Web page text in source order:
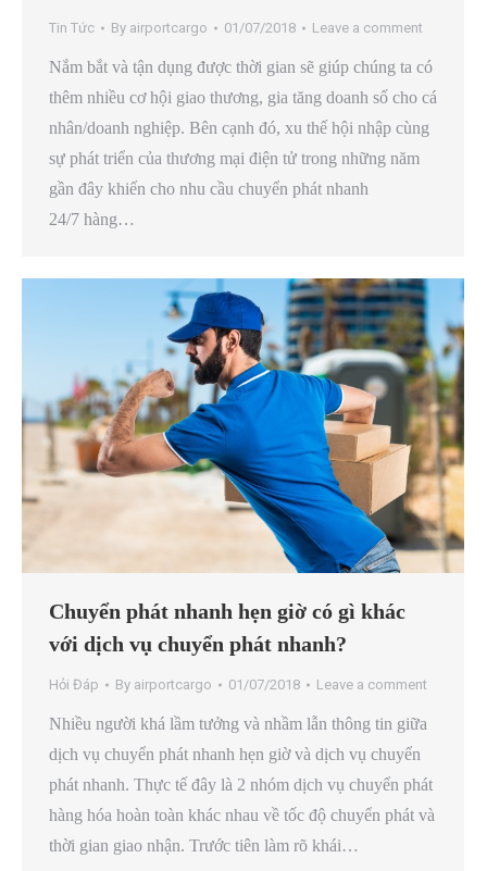
Tin Tức By airportcargo 01/07/2018 Leave a comment
Nắm bắt và tận dụng được thời gian sẽ giúp chúng ta có
thêm nhiều cơ hội giao thương, gia tăng doanh số cho cá
nhân/doanh nghiệp. Bên cạnh đó, xu thế hội nhập cùng
sự phát triển của thương mại điện tử trong những năm
gần đây khiến cho nhu cầu chuyển phát nhanh
24/7 hàng…
Chuyển phát nhanh hẹn giờ có gì khác
với dịch vụ chuyển phát nhanh?
Hỏi Đáp By airportcargo 01/07/2018 Leave a comment
Nhiều người khá lầm tưởng và nhầm lẫn thông tin giữa
dịch vụ chuyển phát nhanh hẹn giờ và dịch vụ chuyển
phát nhanh. Thực tế đây là 2 nhóm dịch vụ chuyển phát
hàng hóa hoàn toàn khác nhau về tốc độ chuyển phát và
thời gian giao nhận. Trước tiên làm rõ khái…